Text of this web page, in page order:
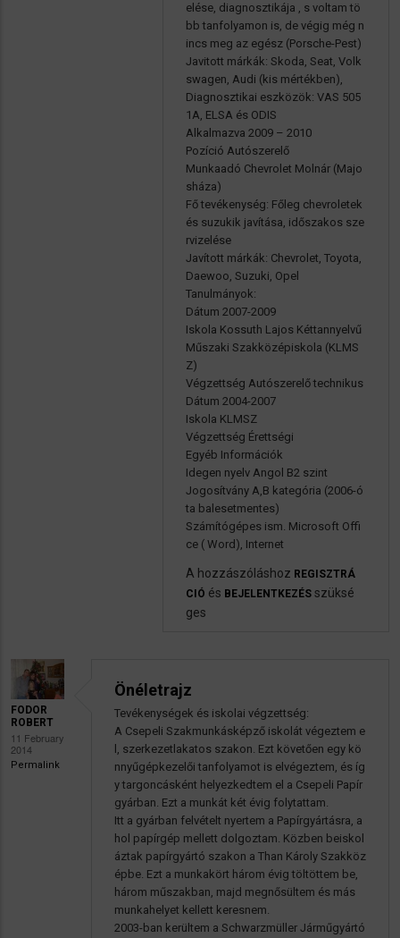
elése, diagnosztikája , s voltam tö
bb tanfolyamon is, de végig még n
incs meg az egész (Porsche-Pest)
Javitott márkák: Skoda, Seat, Volk
swagen, Audi (kis mértékben),
Diagnosztikai eszközök: VAS 505
1A, ELSA és ODIS
Alkalmazva 2009 – 2010
Pozíció Autószerelő
Munkaadó Chevrolet Molnár (Majo
sháza)
Fő tevékenység: Főleg chevroletek
és suzukik javítása, időszakos sze
rvizelése
Javított márkák: Chevrolet, Toyota,
Daewoo, Suzuki, Opel
Tanulmányok:
Dátum 2007-2009
Iskola Kossuth Lajos Kéttannyelvű
Műszaki Szakközépiskola (KLMS
Z)
Végzettség Autószerelő technikus
Dátum 2004-2007
Iskola KLMSZ
Végzettség Érettségi
Egyéb Információk
Idegen nyelv Angol B2 szint
Jogosítvány A,B kategória (2006-ó
ta balesetmentes)
Számítógépes ism. Microsoft Offi
ce ( Word), Internet
A hozzászóláshoz REGISZTRÁ
CIÓ és BEJELENTKEZÉS szüksé
ges
FODOR
ROBERT
11 February
2014
Permalink
Önéletrajz
Tevékenységek és iskolai végzettség:
A Csepeli Szakmunkásképző iskolát végeztem e
l, szerkezetlakatos szakon. Ezt követően egy kö
nnyűgépkezelői tanfolyamot is elvégeztem, és íg
y targoncásként helyezkedtem el a Csepeli Papír
gyárban. Ezt a munkát két évig folytattam.
Itt a gyárban felvételt nyertem a Papírgyártásra, a
hol papírgép mellett dolgoztam. Közben beiskol
áztak papírgyártó szakon a Than Károly Szakköz
épbe. Ezt a munkakört három évig töltöttem be,
három műszakban, majd megnősültem és más
munkahelyet kellett keresnem.
2003-ban kerültem a Schwarzmüller Járműgyártó